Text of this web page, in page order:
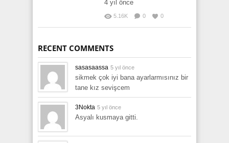
4 yıl önce
5.16K 0 0
RECENT COMMENTS
sasasaassa 5 yıl önce
sikmek çok iyi bana ayarlarmısınız bir
tane kız sevişcem
3Nokta 5 yıl önce
Asyalı kusmaya gitti.